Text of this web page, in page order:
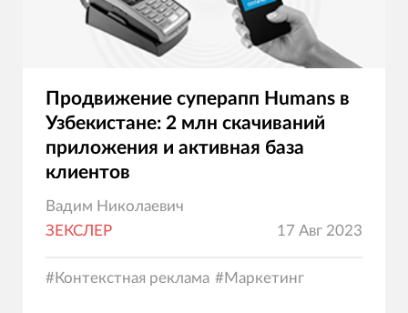
Продвижение суперапп Humans в
Узбекистане: 2 млн скачиваний
приложения и активная база
клиентов
Вадим Николаевич
ЗЕКСЛЕР
17 Авг 2023
#Контекстная реклама #Маркетинг